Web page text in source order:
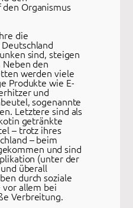
Organismus
die
sind, steigen
den
werden viele
Produkte wie E-
und
sogenannte
Letztere sind als
getränkte
– trotz ihres
– beim
und sind
(unter der
überall
durch soziale
allem bei
Verbreitung.